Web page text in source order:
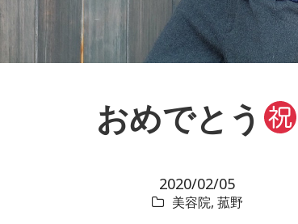
おめでとう
2020/02/05
美容院, 菰野